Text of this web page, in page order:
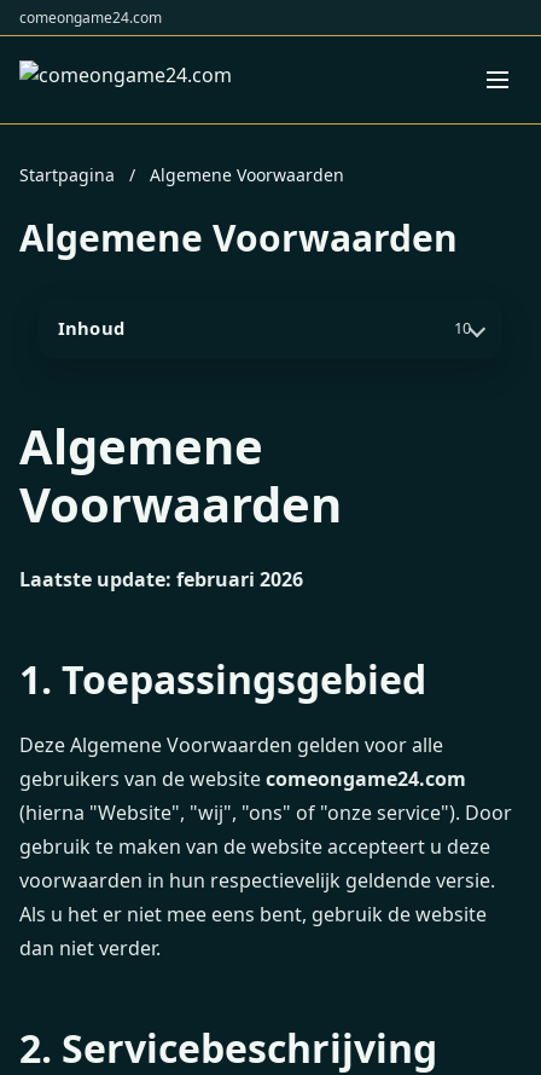
comeongame24.com
Startpagina / Algemene Voorwaarden
Algemene Voorwaarden
Inhoud 10
Algemene
Voorwaarden
Laatste update: februari 2026
1. Toepassingsgebied
Deze Algemene Voorwaarden gelden voor alle
gebruikers van de websitecomeongame24.com
(hierna "Website", "wij", "ons" of "onze service"). Door
gebruik te maken van de website accepteert u deze
voorwaarden in hun respectievelijk geldende versie.
Als u het er niet mee eens bent, gebruik de website
dan niet verder.
2. Servicebeschrijving